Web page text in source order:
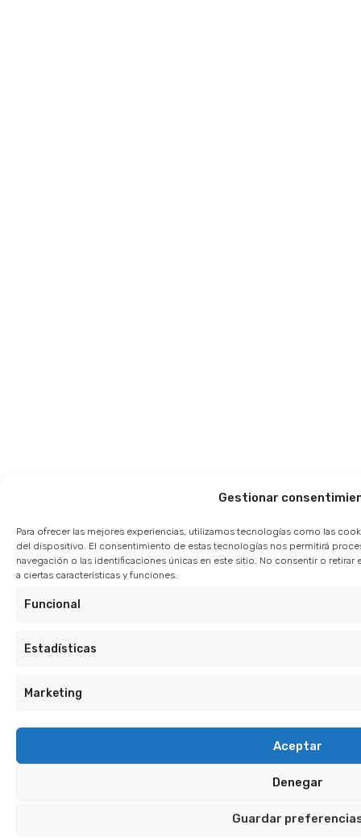
Gestionar
Para ofrecer las mejores experiencias, utilizamos tecnologías como las
del dispositivo. El consentimiento de estas tecnologías nos permitirá
navegación o las identificaciones únicas en este sitio. No consentir o
a ciertas características y funciones.
Funcional
Estadísticas
Marketing
Aceptar
Denegar
Guardar